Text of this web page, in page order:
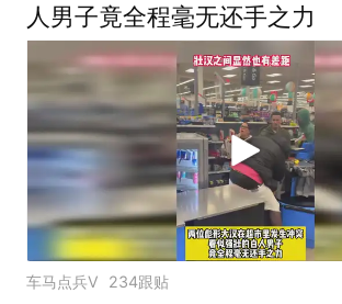
人男子竟全程毫无还手之力
车马点兵V 234跟贴